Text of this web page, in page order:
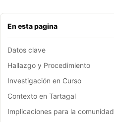
En esta pagina
Datos clave
Hallazgo y Procedimiento
Investigación en Curso
Contexto en Tartagal
Implicaciones para la comunidad